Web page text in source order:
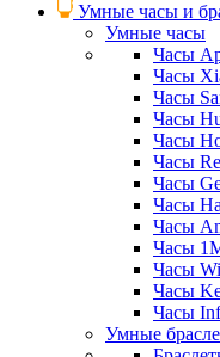
Умные часы и
Умные часы
Часы
Часы
Часы
Часы
Часы
Часы
Часы
Часы
Часы
Часы
Часы
Часы
Часы
Умные